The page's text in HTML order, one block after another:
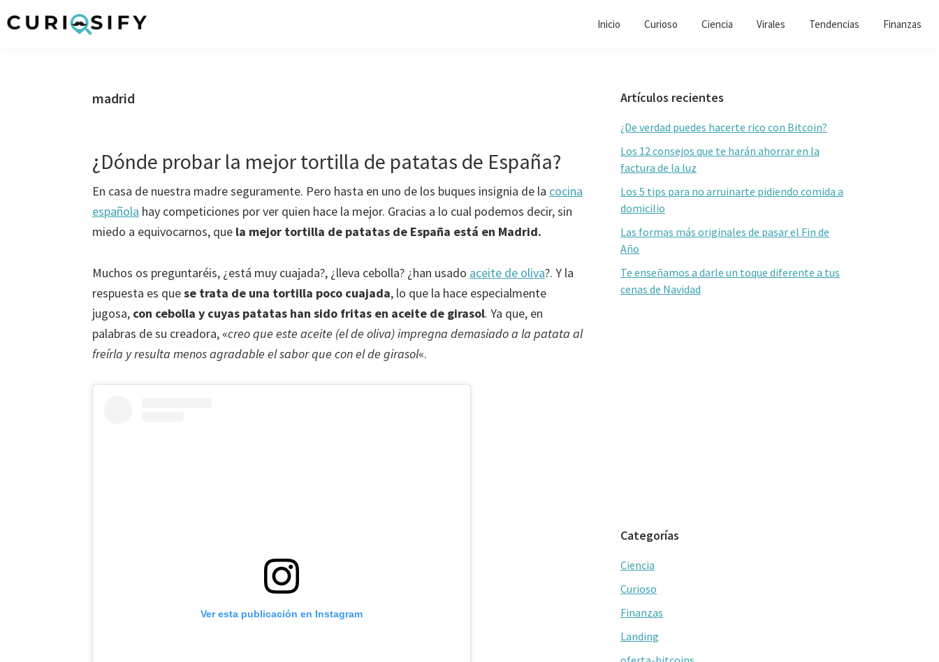
alal
Inicio Curioso Ciencia Virales Tendencias Finanzas
madrid
¿Dónde probar la mejor tortilla de patatas de España?
En casa de nuestra madre seguramente. Pero hasta en uno de los buques insignia de la cocina
española hay competiciones por ver quien hace la mejor. Gracias a lo cual podemos decir, sin
miedo a equivocarnos, que la mejor tortilla de patatas de España está en Madrid.
Muchos os preguntaréis, ¿está muy cuajada?, ¿lleva cebolla? ¿han usado aceite de oliva?. Y la
respuesta es quese trata de una tortilla poco cuajada, lo que la hace especialmente
jugosa, con cebolla y cuyas patatas han sido fritas en aceite de girasol. Ya que, en
palabras de su creadora, «creo que este aceite (el de oliva) impregna demasiado a la patata al
freírla y resulta menos agradable el sabor que con el de girasol«.
Ver esta publicación en Instagram
Barra
lateral
primaria
Artículos recientes
¿De verdad puedes hacerte rico con Bitcoin?
Los 12 consejos que te harán ahorrar en la
factura de la luz
Los 5 tips para no arruinarte pidiendo comida a
domicilio
Las formas más originales de pasar el Fin de
Año
Te enseñamos a darle un toque diferente a tus
cenas de Navidad
Categorías
Ciencia
Curioso
Finanzas
Landing